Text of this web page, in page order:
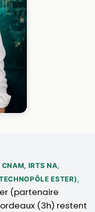
IRTS NA,
ESTER),
(partenaire
(3h) restent